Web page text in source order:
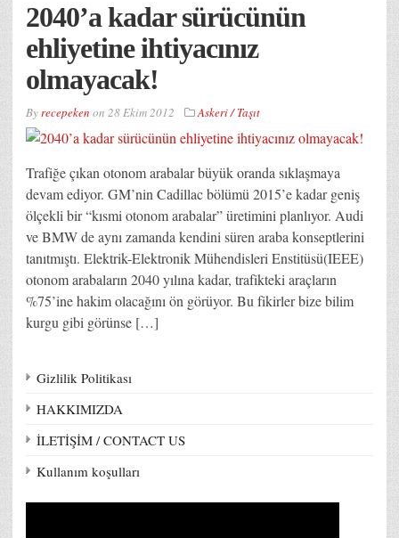
2040’a kadar sürücünün
ehliyetine ihtiyacınız
olmayacak!
Byrecepeken on 28 Ekim 2012 Askeri / Taşıt
Trafiğe çıkan otonom arabalar büyük oranda sıklaşmaya
devam ediyor. GM’nin Cadillac bölümü 2015’e kadar geniş
ölçekli bir “kısmi otonom arabalar” üretimini planlıyor. Audi
ve BMW de aynı zamanda kendini süren araba konseptlerini
tanıtmıştı. Elektrik-Elektronik Mühendisleri Enstitüsü(IEEE)
otonom arabaların 2040 yılına kadar, trafikteki araçların
%75’ine hakim olacağını ön görüyor. Bu fikirler bize bilim
kurgu gibi görünse […]
Gizlilik Politikası
HAKKIMIZDA
İLETİŞİM / CONTACT US
Kullanım koşulları